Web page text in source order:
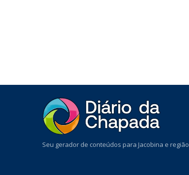
Seu gerador de conteúdos para Jacobina e região